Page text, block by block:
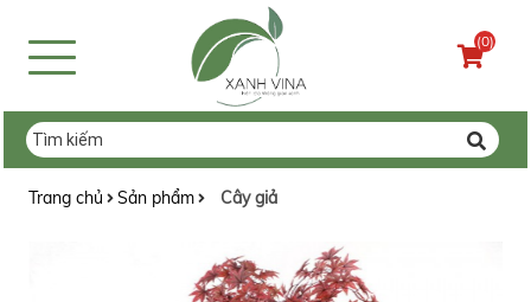
(0)
Trang chủ Sản phẩm Cây giả